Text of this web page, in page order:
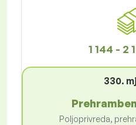
1 144 - 2
330.
Poljoprivreda,